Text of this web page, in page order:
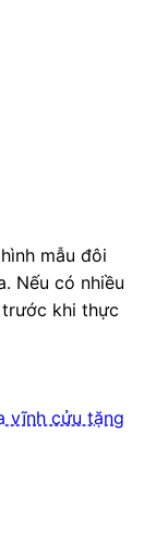
mẫu đôi
Nếu có nhiều
khi thực
vĩnh cửu tặng